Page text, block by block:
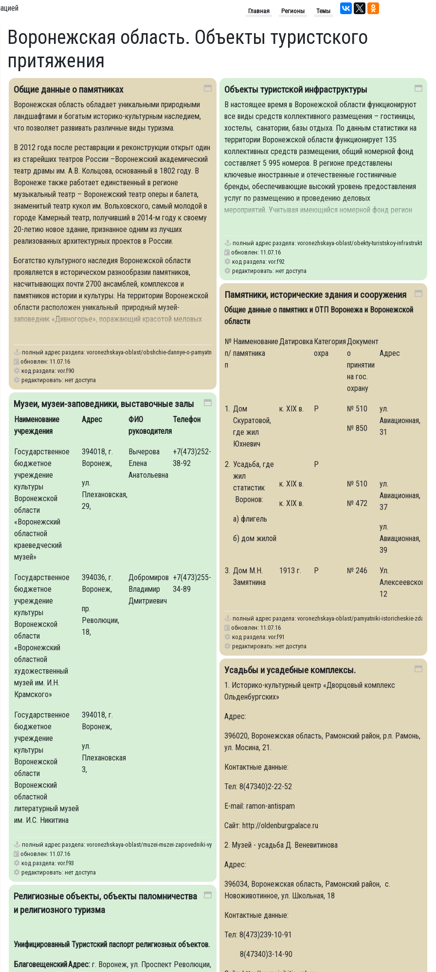
Главная Регионы Темы
Воронежская область. Объекты туристского
притяжения
Общие данные о памятниках
Воронежская область обладает уникальными природными
ландшафтами и богатым историко-культурным наследием,
что позволяет развивать различные виды туризма.
В 2012 года после реставрации и реконструкции открыт один
из старейших театров России –Воронежский академический
театр драмы им. А.В. Кольцова, основанный в 1802 году. В
Воронеже также работает единственный в регионе
музыкальный театр – Воронежский театр оперы и балета,
знаменитый театр кукол им. Вольховского, самый молодой в
городе Камерный театр, получивший в 2014-м году к своему
20-летию новое здание, признанное одним из лучших
реализованных архитектурных проектов в России.
Богатство культурного наследия Воронежской области
проявляется в историческом разнообразии памятников,
насчитывающих почти 2700 ансамблей, комплексов и
памятников истории и культуры. На территории Воронежской
области расположен уникальный природный музей-
заповедник «Дивногорье», поражающий красотой меловых
полный адрес раздела: voronezhskaya-oblast/obshchie-dannye-o-pamyatnikakh
обновлен: 11.07.16
код раздела: vor.f90
редактировать: нет доступа
Объекты туристской инфраструктуры
В настоящее время в Воронежской области функционируют
все виды средств коллективного размещения – гостиницы,
хостелы, санатории, базы отдыха. По данным статистики на
территории Воронежской области функционирует 135
коллективных средств размещения, общий номерной фонд
составляет 5 995 номеров. В регионе представлены
ключевые иностранные и отечественные гостиничные
бренды, обеспечивающие высокий уровень предоставления
услуг по размещению и проведению деловых
мероприятий. Учитывая имеющийся номерной фонд регион
полный адрес раздела: voronezhskaya-oblast/obekty-turistskoy-infrastruktury
обновлен: 11.07.16
код раздела: vor.f92
редактировать: нет доступа
Памятники, исторические здания и сооружения
Общие данные о памятних и ОТП Воронежа и Воронежской
области
№
п/
п
Наименование
памятника
ДатировкаКатегория
охра
Документ
о
принятии
на гос.
охрану
Адрес
1. Дом
Скуратовой,
где жил
Юхневич
к. XIX в. Р № 510
№ 850
ул.
Авиационная,
31
2. Усадьба, где
жил
статистик
Воронов:
а) флигель
б) дом жилой
к. XIX в.
к. XIX в.
Р
№ 510
№ 472
ул.
Авиационная,
37
ул.
Авиационная,
39
3. Дом М.Н.
Замятнина
1913 г. Р № 246
Ул.
Алексеевского,
12
полный адрес раздела: voronezhskaya-oblast/pamyatniki-istoricheskie-
обновлен: 11.07.16
код раздела: vor.f91
редактировать: нет доступа
Музеи, музеи-заповедники, выставочные залы
Наименование
учреждения
Адрес
ФИО
руководителя
Телефон
Государственное
бюджетное
учреждение
культуры
Воронежской
области
«Воронежский
областной
краеведческий
музей»
394018, г.
Воронеж,
ул.
Плехановская,
29,
Вычерова
Елена
Анатольевна
+7(473)252-
38-92
Государственное
бюджетное
учреждение
культуры
Воронежской
области
«Воронежский
областной
художественный
музей им. И.Н.
Крамского»
394036, г.
Воронеж,
пр.
Революции,
18,
Добромиров
Владимир
Дмитриевич
+7(473)255-
34-89
Государственное
бюджетное
учреждение
культуры
Воронежской
области
Воронежский
областной
литературный музей
им. И.С. Никитина
394018, г.
Воронеж,
ул.
Плехановская
3,
полный адрес раздела: voronezhskaya-oblast/muzei-muzei-zapovedniki-vystavochnye-zaly
обновлен: 11.07.16
код раздела: vor.f93
редактировать: нет доступа
Усадьбы и усадебные комплексы.
1. Историко-культурный центр «Дворцовый комплекс
Ольденбургских»
Адрес:
396020, Воронежская область, Рамонский район, р.п. Рамонь,
ул. Мосина, 21.
Контактные данные:
Тел: 8(47340)2-22-52
Е-mail: ramon-antispam
Сайт: http://oldenburgpalace.ru
2. Музей - усадьба Д. Веневитинова
Адрес:
396034, Воронежская область, Рамонский район, с.
Новоживотинное, ул. Школьная, 18
Контактные данные:
Тел: 8(473)239-10-91
8(47340)3-14-90
Религиозные объекты, объекты паломничества
и религиозного туризма
Унифицированный Туристский паспорт религиозных объектов.
БлаговещенскийАдрес: г. Воронеж, ул. Проспект Революции,